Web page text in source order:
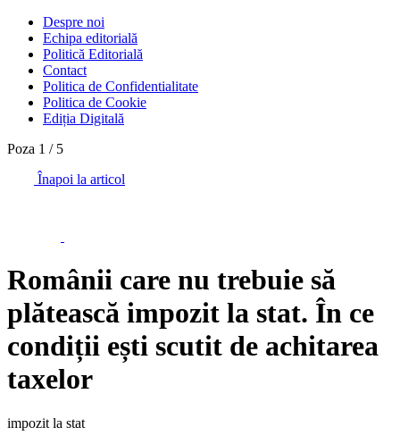
Despre noi
Echipa editorială
Politică Editorială
Contact
Politica de Confidentialitate
Politica de Cookie
Ediția Digitală
Poza 1 / 5
Înapoi la articol
Românii care nu trebuie să
plătească impozit la stat. În ce
condiții ești scutit de achitarea
taxelor
impozit la stat